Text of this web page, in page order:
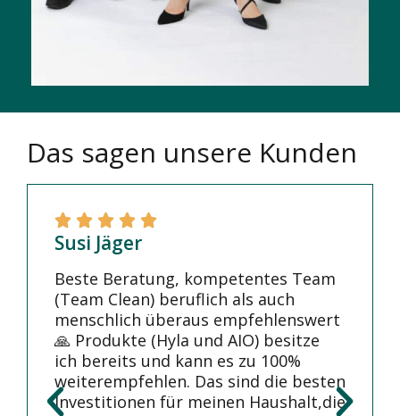
Das sagen unsere Kunden
Susi Jäger
Beste Beratung, kompetentes Team
(Team Clean) beruflich als auch
menschlich überaus empfehlenswert
🙏 Produkte (Hyla und AIO) besitze
ich bereits und kann es zu 100%
weiterempfehlen. Das sind die besten
Investitionen für meinen Haushalt,die